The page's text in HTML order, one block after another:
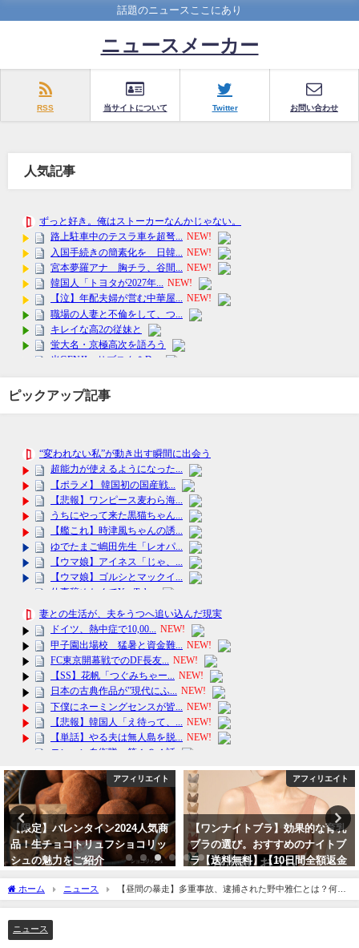
話題のニュースここにあり
ニュースメーカー
RSS 当サイトについて Twitter お問い合わせ
人気記事
ピックアップ記事
アフィリエイト
【限定】バレンタイン2024人気商
品！生チョコトリュフショコリッ
シュの魅力をご紹介
アフィリエイト
【ワンナイトブラ】効果的な育乳
ブラの選び。おすすめのナイトブ
ラ【送料無料】【10日間全額返金
交換保証】育乳！ホールド 脇高加
工 横流れ 防止 おうち時間
ホーム ニュース
【昼間の暴走】多重事故、逮捕された野中雅仁とは？何
故、横須賀に？助手席で逃走したオトコとの関係は？
ニュース